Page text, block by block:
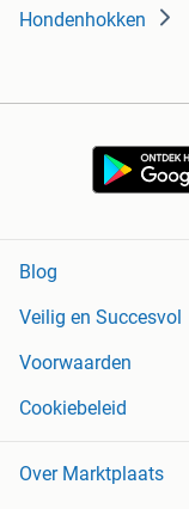
Hondenhokken
Blog
Veilig en Succesvol
Voorwaarden
Cookiebeleid
Over Marktplaats